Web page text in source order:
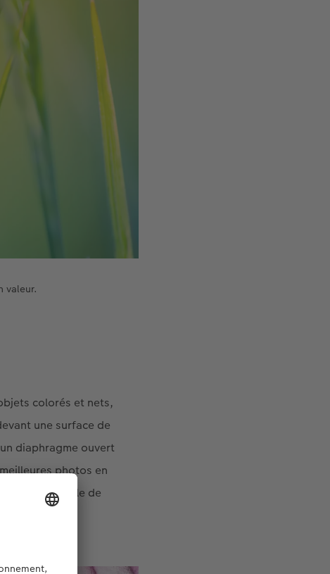
valeur.
colorés et nets,
une surface de
diaphragme ouvert
photos en
distance focale de